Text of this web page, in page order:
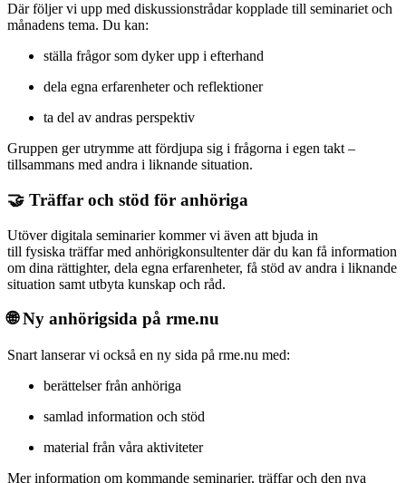
Där följer vi upp med diskussionstrådar kopplade till seminariet och
månadens tema. Du kan:
ställa frågor som dyker upp i efterhand
dela egna erfarenheter och reflektioner
ta del av andras perspektiv
Gruppen ger utrymme att fördjupa sig i frågorna i egen takt –
tillsammans med andra i liknande situation.
🤝 Träffar och stöd för anhöriga
Utöver digitala seminarier kommer vi även att bjuda in
till fysiska träffar med anhörigkonsultenter där du kan få information
om dina rättighter, dela egna erfarenheter, få stöd av andra i liknande
situation samt utbyta kunskap och råd.
🌐 Ny anhörigsida på rme.nu
Snart lanserar vi också en ny sida på rme.nu med:
berättelser från anhöriga
samlad information och stöd
material från våra aktiviteter
Mer information om kommande seminarier, träffar och den nya